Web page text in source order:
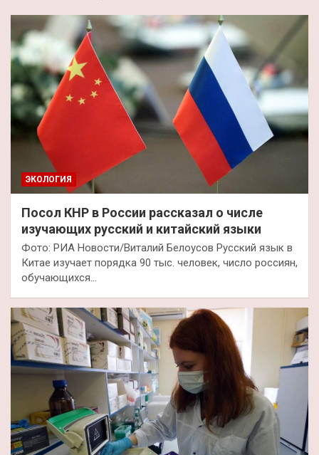
ЭКОЛОГИЯ
Посол КНР в России рассказал о числе
изучающих русский и китайский языки
Фото: РИА Новости/Виталий Белоусов Русский язык в
Китае изучает порядка 90 тыс. человек, число россиян,
обучающихся…